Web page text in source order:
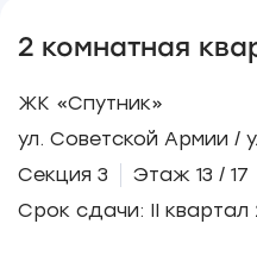
2 комнатная
ЖК «Спутник»
ул. Советской Армии /
Секция 3
Этаж 13 / 17
Срок сдачи: II квартал